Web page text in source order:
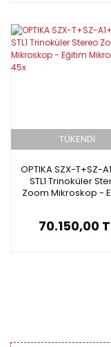
TÜKENDİ
OPTIKA SZX-T+SZ-
STL1 Trinoküler
Zoom Mikroskop -
70.150,00